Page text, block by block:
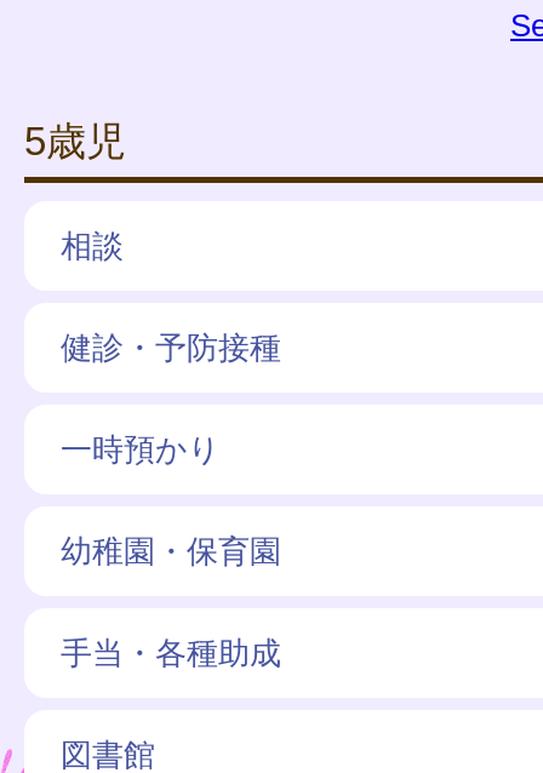
5歳児
相談
健診・予防接種
一時預かり
幼稚園・保育園
手当・各種助成
図書館